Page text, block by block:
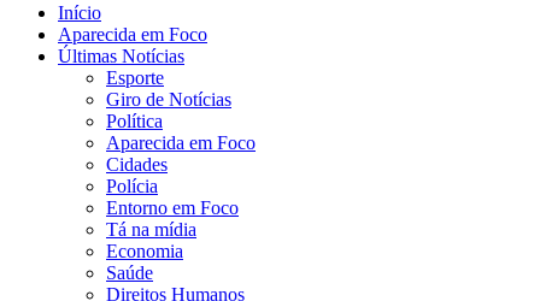
Início
Aparecida em Foco
Últimas Notícias
Esporte
Giro de Notícias
Política
Aparecida em Foco
Cidades
Polícia
Entorno em Foco
Tá na mídia
Economia
Saúde
Direitos Humanos